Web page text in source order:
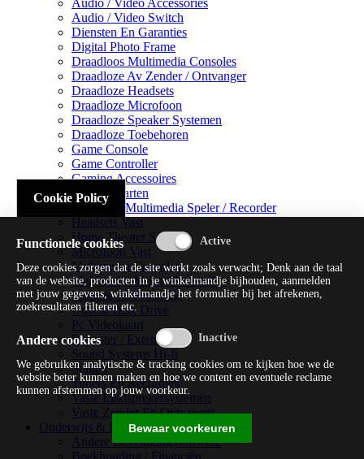
Audio / Video Accessories
Audio / Video Switch
Diensten En Garanties
Digital Photo Frame
Draadloos Multimedia Consoles
Draadloze Av Zender / Ontvanger
Draadloze Headsets
Draadloze Microfoon
Draadloze Speaker Systemen
Draadloze Toebehoren
Game Console
Game Controller
Gaming Accessoires
Geluidskaarten
Handheld Multimedia Speler / Recorder
Headsets Vast
Home Theater Systems
Microfoon Vast
Multimedia Consoles
Multimedia Mixer / Versterker
Multimedia Productie
Optical Disk Drive
Pc Videokaart
Repeater / Extender
Sound Systems Hi-fi
Splitter
Tuners En Recorders
Vaste Luidsprekersystemen
Vaste Zender En Ontvanger
Onderwijs & Recreatie
Andere Beveiligingssoftware
Cookie Policy
Functionele cookies
Deze cookies zorgen dat de site werkt zoals verwacht; Denk aan de taal
van de website, producten in je winkelmandje bijhouden, aanmelden
met jouw gegevens, winkelmandje het formulier bij het afrekenen,
zoekresultaten filteren etc.
Andere cookies
We gebruiken analytische & tracking cookies om te kijken hoe we de
website beter kunnen maken en hoe we content en eventuele reclame
kunnen afstemmen op jouw voorkeur.
Bewaar voorkeuren